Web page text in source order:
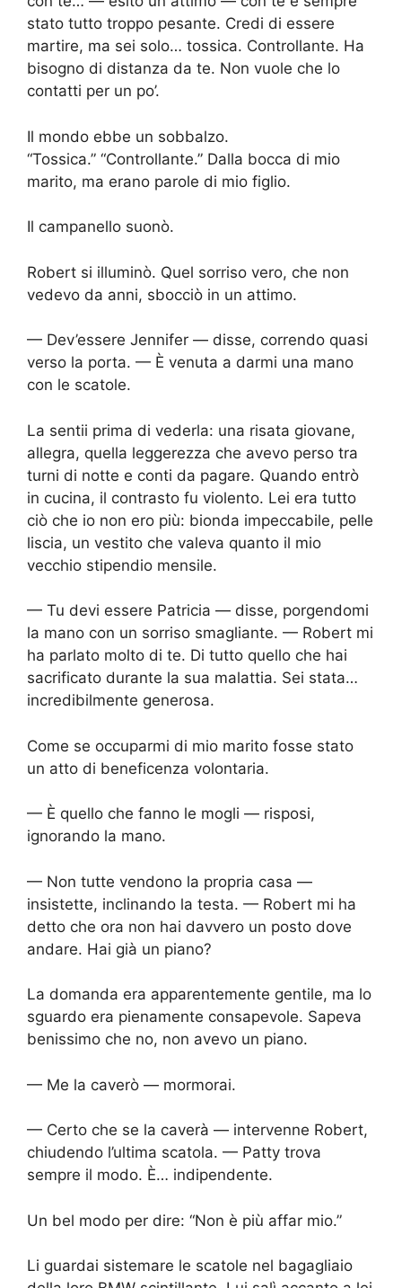
stato tutto troppo pesante. Credi di essere
martire, ma sei solo… tossica. Controllante. Ha
bisogno di distanza da te. Non vuole che lo
contatti per un po’.
Il mondo ebbe un sobbalzo.
“Tossica.” “Controllante.” Dalla bocca di mio
marito, ma erano parole di mio figlio.
Il campanello suonò.
Robert si illuminò. Quel sorriso vero, che non
vedevo da anni, sbocciò in un attimo.
— Dev’essere Jennifer — disse, correndo quasi
verso la porta. — È venuta a darmi una mano
con le scatole.
La sentii prima di vederla: una risata giovane,
allegra, quella leggerezza che avevo perso tra
turni di notte e conti da pagare. Quando entrò
in cucina, il contrasto fu violento. Lei era tutto
ciò che io non ero più: bionda impeccabile, pelle
liscia, un vestito che valeva quanto il mio
vecchio stipendio mensile.
— Tu devi essere Patricia — disse, porgendomi
la mano con un sorriso smagliante. — Robert mi
ha parlato molto di te. Di tutto quello che hai
sacrificato durante la sua malattia. Sei stata…
incredibilmente generosa.
Come se occuparmi di mio marito fosse stato
un atto di beneficenza volontaria.
— È quello che fanno le mogli — risposi,
ignorando la mano.
— Non tutte vendono la propria casa —
insistette, inclinando la testa. — Robert mi ha
detto che ora non hai davvero un posto dove
andare. Hai già un piano?
La domanda era apparentemente gentile, ma lo
sguardo era pienamente consapevole. Sapeva
benissimo che no, non avevo un piano.
— Me la caverò — mormorai.
— Certo che se la caverà — intervenne Robert,
chiudendo l’ultima scatola. — Patty trova
sempre il modo. È… indipendente.
Un bel modo per dire: “Non è più affar mio.”
Li guardai sistemare le scatole nel bagagliaio